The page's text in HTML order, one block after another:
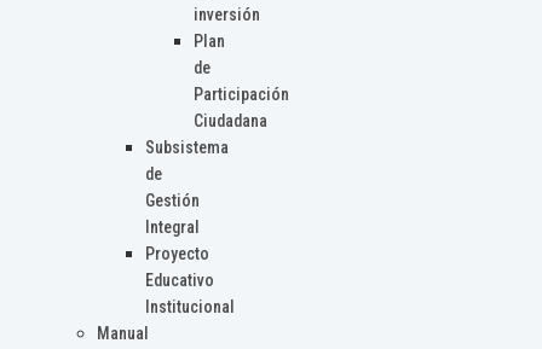
inversión
Plan
de
Participación
Ciudadana
Subsistema
de
Gestión
Integral
Proyecto
Educativo
Institucional
Manual